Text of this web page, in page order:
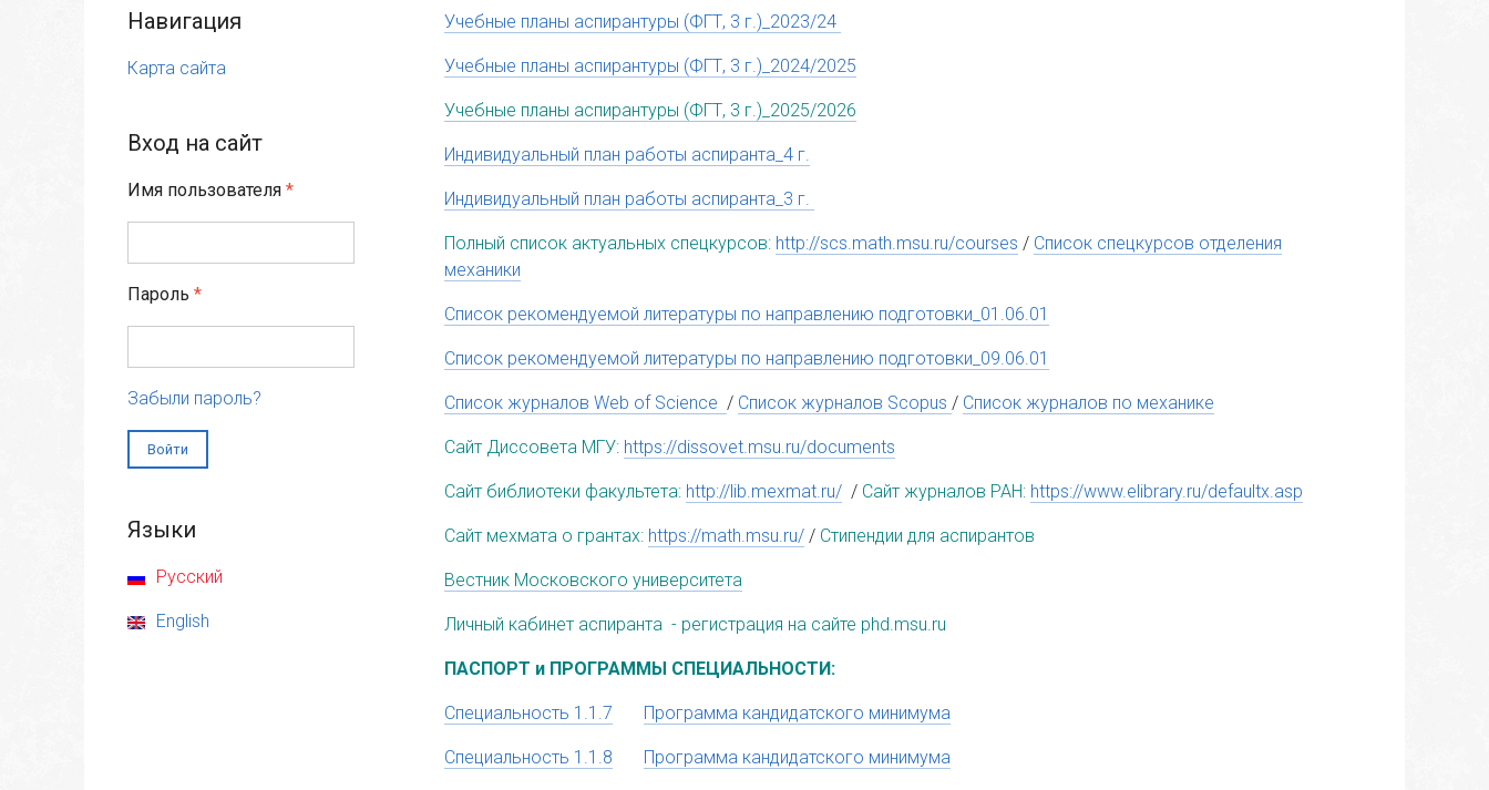
Навигация
Карта сайта
Вход на сайт
Имя пользователя*
Пароль*
Забыли пароль?
Языки
Русский
English
Учебные планы аспирантуры (ФГТ, 3 г.)_2023/24
Учебные планы аспирантуры (ФГТ, 3 г.)_2024/2025
Учебные планы аспирантуры (ФГТ, 3 г.)_2025/2026
Индивидуальный план работы аспиранта_4 г.
Индивидуальный план работы аспиранта_3 г.
Полный список актуальных спецкурсов: http://scs.math.msu.ru/courses / Список спецкурсов отделения
механики
Список рекомендуемой литературы по направлению подготовки_01.06.01
Список рекомендуемой литературы по направлению подготовки_09.06.01
Список журналов Web of Science/ Список журналов Scopus/ Список журналов по механике
Сайт Диссовета МГУ: https://dissovet.msu.ru/documents
Сайт библиотеки факультета: http://lib.mexmat.ru/ / Сайт журналов РАН: https://www.elibrary.ru/defaultx.asp
Сайт мехмата о грантах: https://math.msu.ru/ / Стипендии для аспирантов
Вестник Московского университета
Личный кабинет аспиранта - регистрация на сайте phd.msu.ru
ПАСПОРТ и ПРОГРАММЫ СПЕЦИАЛЬНОСТИ:
Специальность 1.1.7 Программа кандидатского минимума
Специальность 1.1.8 Программа кандидатского минимума